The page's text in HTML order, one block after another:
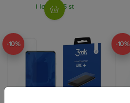
I lager > 5 st
-10% -10%